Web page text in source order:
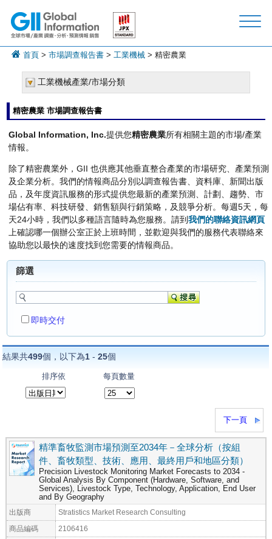
首頁 >市場調查報告書 >工業機械 > 精密農業
工業機械產業/市場分類
精密農業 市場調查報告書
Global Information, Inc.提供您精密農業所有相關主題的市場/產業
情報。
除了精密農業外，GII 也供應其他垂直整合產業的市場研究、產業預測
及企業分析。我們的情報商品分別以調查報告書、資料庫、新聞出版
品，及年度資訊服務的形式提供您最新的產業預測、計劃、趨勢、市
場佔有率、科技研發、銷售額與行銷策略，及競爭分析。每週5天，每
天24小時，我們以多種語言隨時為您服務。請到我們的聯絡資訊網頁
上確認哪一個辦公室正於上班時間，並歡迎與我們的服務代表聯絡來
協助您以最快的速度找到您需要的情報商品。
篩選
即時交付
結果共499個，以下為1 -25個
排序依 每頁數量
下一頁
精準畜牧監測市場預測至2034年－全球分析（按組
件、畜牧類型、技術、應用、最終用戶和地區分類）
Precision Livestock Monitoring Market Forecasts to 2034 -
Global Analysis By Component (Hardware, Software, and
Services), Livestock Type, Technology, Application, End User
and By Geography
出版商 Stratistics Market Research Consulting
商品編碼 2106416